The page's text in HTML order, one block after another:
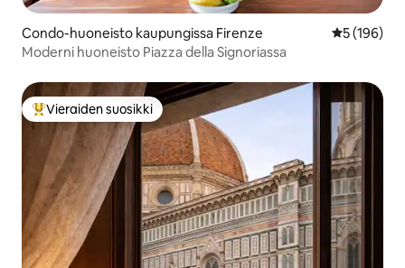
Condo-huoneisto kaupungissa Firenze
5 (196)
Moderni huoneisto Piazza della Signoriassa
Vieraiden suosikkien parhaimmistoa
Vieraiden suosikki